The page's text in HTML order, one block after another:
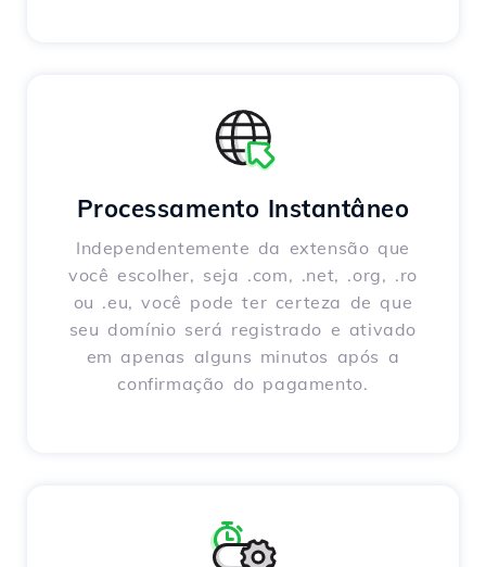
Processamento Instantâneo
Independentemente da extensão que
você escolher, seja .com, .net, .org, .ro
ou .eu, você pode ter certeza de que
seu domínio será registrado e ativado
em apenas alguns minutos após a
confirmação do pagamento.